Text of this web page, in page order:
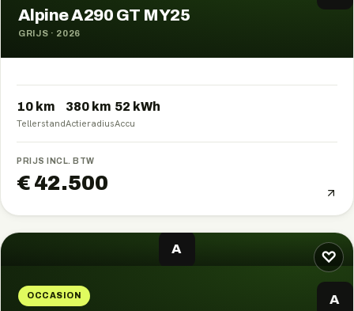
Alpine A290 GT MY25
GRIJS · 2026
10 km
Tellerstand
380 km
Actieradius
52 kWh
Accu
PRIJS INCL. BTW
€ 42.500
♡
A
OCCASION A